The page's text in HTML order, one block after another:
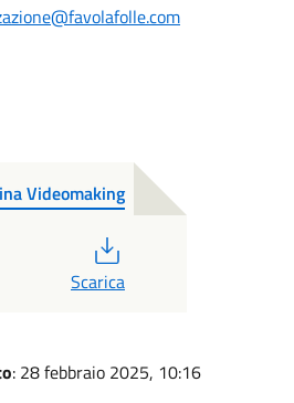
Videomaking
Scarica
: 28 febbraio 2025, 10:16